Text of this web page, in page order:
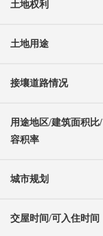
土地权利
土地用途
接壤道路情况
用途地区/建筑面积比/
容积率
城市规划
交屋时间/可入住时间